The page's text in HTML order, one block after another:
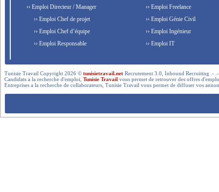
›› Emploi Directeur / Manager
›› Emploi Chef de projet
›› Emploi Chef d’équipe
›› Emploi Responsable
›› Emploi Freelance
›› Emploi Génie Civil
›› Emploi Ingénieur
›› Emploi IT
Tunisie Travail Copyright 2026 ©tunisietravail.net Recrutement 3.0, Inbound Recruiting .-
Candidats a la recherche d'emploi,Tunisie Travail vous permet de retrouver des offres
Entreprises a la recherche de collaborateurs, Tunisie Travail vous permet de diffuser vos